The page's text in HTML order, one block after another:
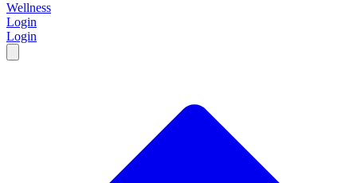
Wellness
Login
Login